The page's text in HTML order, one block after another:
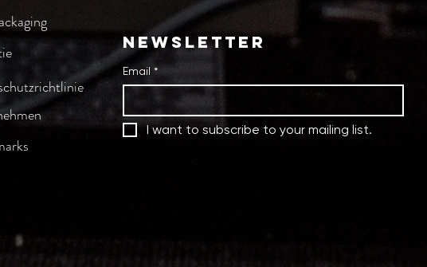
Code: 4041212480361)
NEWSLETTER
Email *
I want to subscribe to your mailing list.